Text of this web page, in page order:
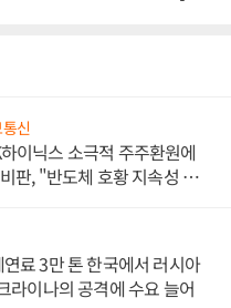
신
이닉스 소극적 주주환원에
판, "반도체 호황 지속성 의
료 3만 톤 한국에서 러시아
라이나의 공격에 수요 늘어